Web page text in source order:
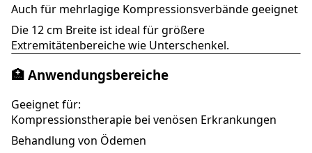
Auch für mehrlagige Kompressionsverbände geeignet
Die 12 cm Breite ist ideal für größere
Extremitätenbereiche wie Unterschenkel.
🏥 Anwendungsbereiche
Geeignet für:
Kompressionstherapie bei venösen Erkrankungen
Behandlung von Ödemen